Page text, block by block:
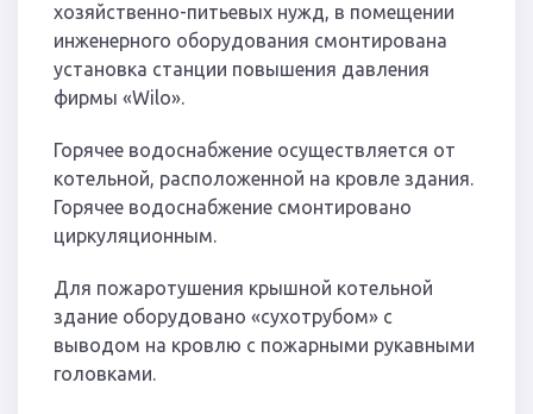
хозяйственно-питьевых нужд, в помещении
инженерного оборудования смонтирована
установка станции повышения давления
фирмы «Wilo».
Горячее водоснабжение осуществляется от
котельной, расположенной на кровле здания.
Горячее водоснабжение смонтировано
циркуляционным.
Для пожаротушения крышной котельной
здание оборудовано «сухотрубом» с
выводом на кровлю с пожарными рукавными
головками.